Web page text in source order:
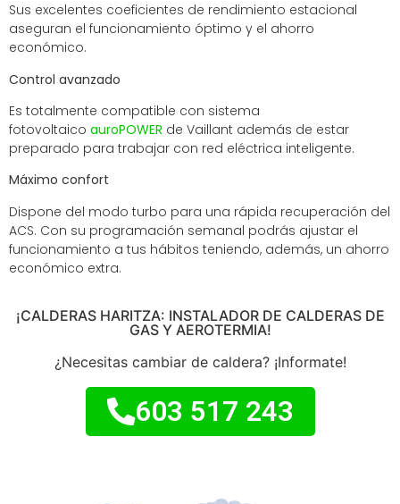
Sus excelentes coeficientes de rendimiento estacional
aseguran el funcionamiento óptimo y el ahorro
económico.
Control avanzado
Es totalmente compatible con sistema
fotovoltaico auroPOWER de Vaillant además de estar
preparado para trabajar con red eléctrica inteligente.
Máximo confort
Dispone del modo turbo para una rápida recuperación del
ACS. Con su programación semanal podrás ajustar el
funcionamiento a tus hábitos teniendo, además, un ahorro
económico extra.
¡CALDERAS HARITZA: INSTALADOR DE CALDERAS DE
GAS Y AEROTERMIA!
¿Necesitas cambiar de caldera? ¡Informate!
603 517 243